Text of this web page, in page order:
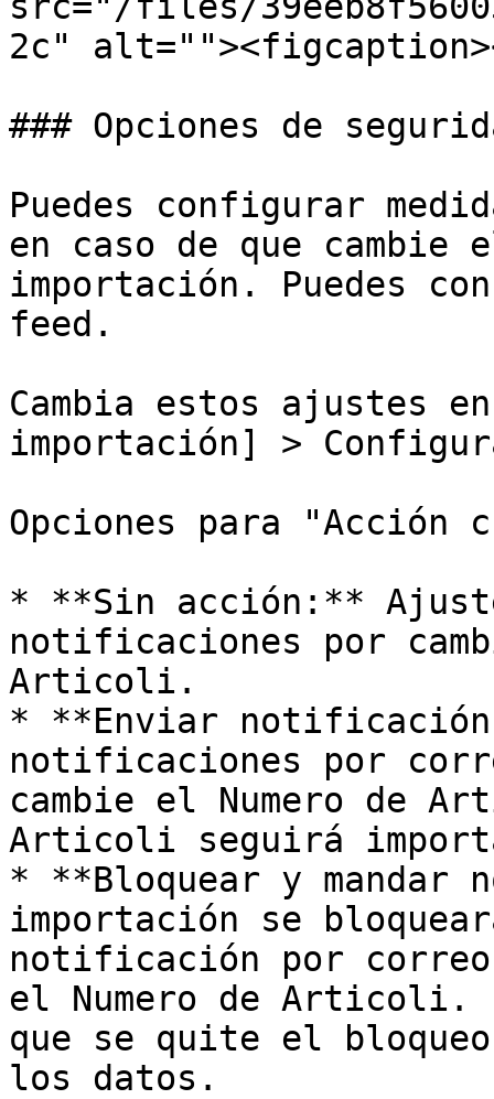
2c"
### Opciones de
Puedes configurar
en caso de que
importación. Puedes
feed.
Cambia estos ajustes
importación] >
Opciones para "Acción
* **Sin acción:**
notificaciones por
Articoli.
* **Enviar
notificaciones por
cambie el Numero de
Articoli seguirá
* **Bloquear y
importación se
notificación por correo
el Numero de
que se quite el
los datos.